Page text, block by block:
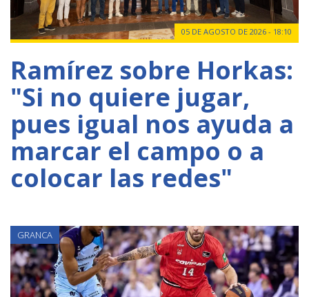
05 DE AGOSTO DE 2026 - 18:10
Ramírez sobre Horkas:
"Si no quiere jugar,
pues igual nos ayuda a
marcar el campo o a
colocar las redes"
GRANCA